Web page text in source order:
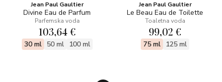
Jean Paul Gaultier
Divine Eau de Parfum
Parfemska voda
103,64 €
30 ml 50 ml 100 ml
Jean Paul Gaultier
Le Beau Eau de Toilette
Toaletna voda
99,02 €
75 ml 125 ml